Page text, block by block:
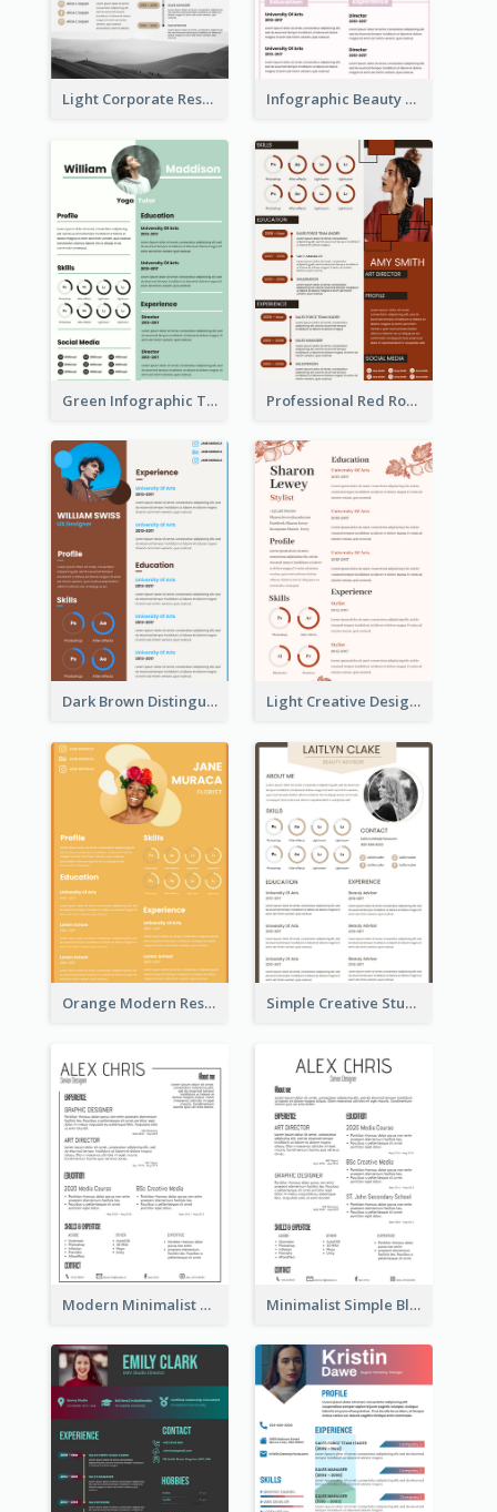
Light Corporate Resume Infographic Beauty Consultant Resume
Green Infographic Teacher Resume Professional Red Rouge Resume
Dark Brown Distinguished Modern Resume Light Creative Designer Resume
Orange Modern Resume Simple Creative Student Resume
Modern Minimalist Black Color Resume Minimalist Simple Black Resume